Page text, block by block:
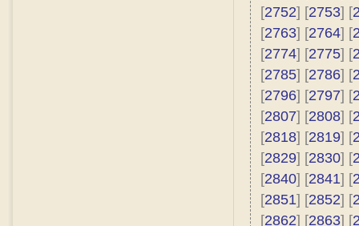
[2752] [2753] [
[2763] [2764] [
[2774] [2775] [
[2785] [2786] [
[2796] [2797] [
[2807] [2808] [
[2818] [2819] [
[2829] [2830] [
[2840] [2841] [
[2851] [2852] [
[2862] [2863] [